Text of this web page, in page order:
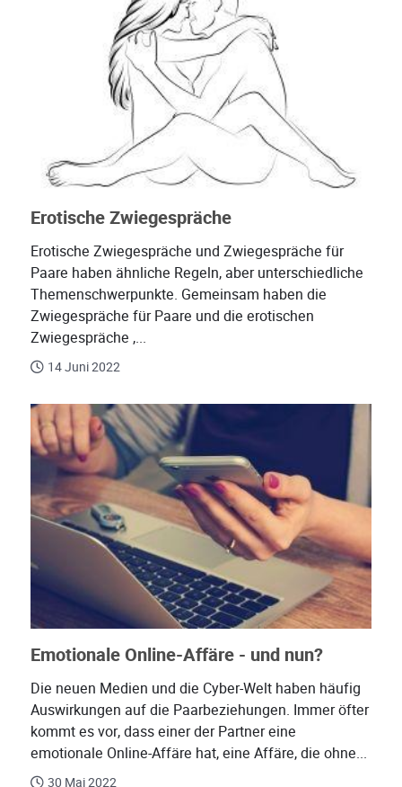
Erotische Zwiegespräche
Erotische Zwiegespräche und Zwiegespräche für
Paare haben ähnliche Regeln, aber unterschiedliche
Themenschwerpunkte. Gemeinsam haben die
Zwiegespräche für Paare und die erotischen
Zwiegespräche ,...
14 Juni 2022
Emotionale Online-Affäre - und nun?
Die neuen Medien und die Cyber-Welt haben häufig
Auswirkungen auf die Paarbeziehungen. Immer öfter
kommt es vor, dass einer der Partner eine
emotionale Online-Affäre hat, eine Affäre, die ohne...
30 Mai 2022